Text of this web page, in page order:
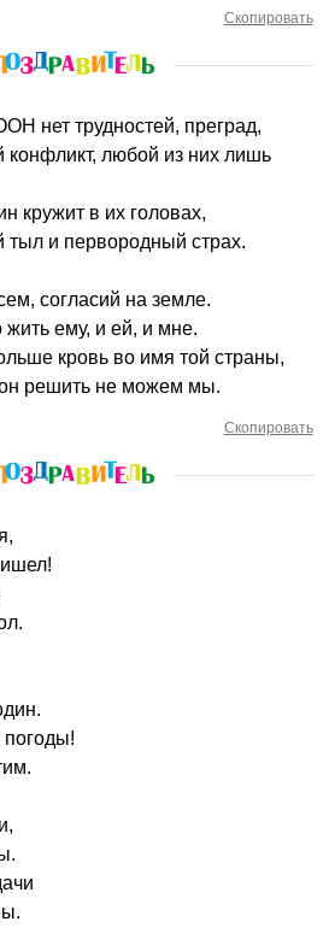
Скопировать
нет трудностей, преград,
конфликт, любой из них лишь
кружит в их головах,
и первородный страх.
согласий на земле.
жить ему, и ей, и мне.
кровь во имя той страны,
решить не можем мы.
Скопировать